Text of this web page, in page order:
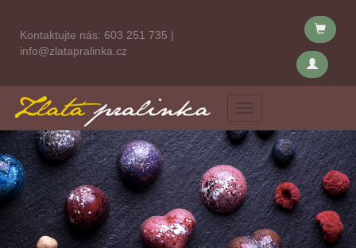
Kontaktujte nás: 603 251 735 |
info@zlatapralinka.cz
Menu